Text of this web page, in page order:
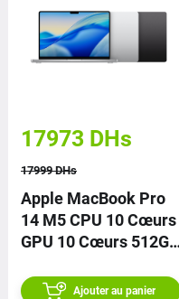
17973 DHs
17999DHs
Apple MacBook Pro
14 M5 CPU 10 Cœurs
GPU 10 Cœurs 512Go
Ajouter au panier